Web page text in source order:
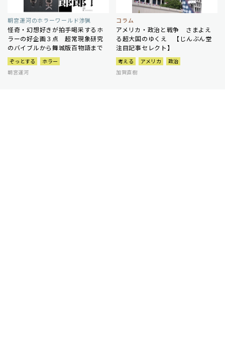
朝宮運河のホラーワールド渉猟
怪奇・幻想好きが拍手喝采するホ
ラーの好企画３点 超常現象研究
のバイブルから舞城版百物語まで
ぞっとする
ホラー
朝宮運河
コラム
アメリカ・政治と戦争 さまよえ
る超大国のゆくえ 【じんぶん堂
注目記事セレクト】
考える アメリカ
政治
加賀直樹